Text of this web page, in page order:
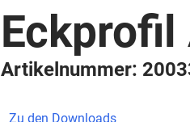
Eckprofil
Artikelnummer:
Zu den Downloads